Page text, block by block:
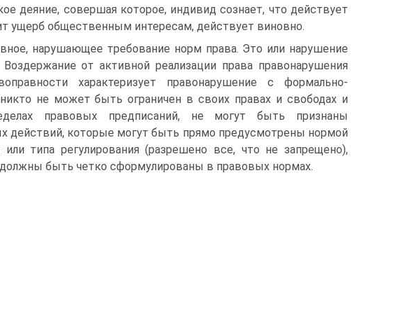
деяние, совершая которое, индивид сознает, что действует
ущерб общественным интересам, действует виновно.
нарушающее требование норм права. Это или нарушение
от активной реализации права правонарушения
характеризует правонарушение с формально-
не может быть ограничен в своих правах и свободах и
правовых предписаний, не могут быть признаны
действий, которые могут быть прямо предусмотрены нормой
типа регулирования (разрешено все, что не запрещено),
быть четко сформулированы в правовых нормах.